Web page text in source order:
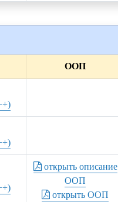
ООП
открыть описание
ООП
открыть ООП